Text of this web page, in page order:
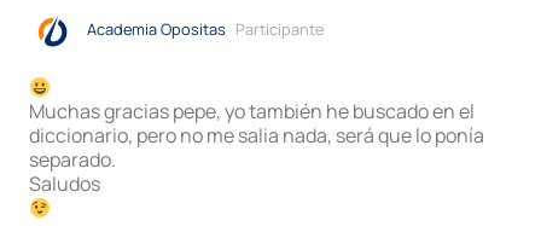
Academia Opositas Participante
Muchas gracias pepe, yo también he buscado en el
diccionario, pero no me salia nada, será que lo ponía
separado.
Saludos